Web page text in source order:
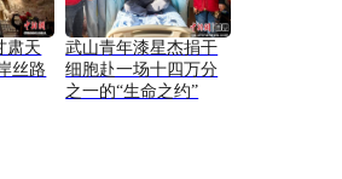
肃天
丝路
武山青年漆星杰捐干
细胞赴一场十四万分
之一的“生命之约”